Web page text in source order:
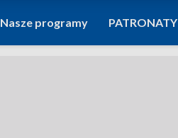
Nasze programy PATRONATY